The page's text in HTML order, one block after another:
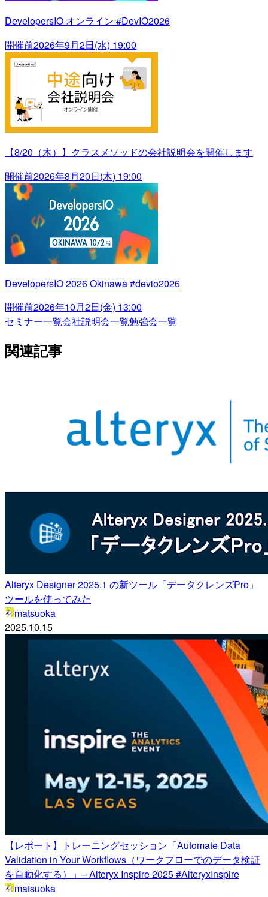
DevelopersIO オンライン #DevIO2026
開催前2026年9月2日(水) 19:00
【8/20（木）】クラスメソッドの会社説明会を開催します
開催前2026年8月20日(木) 19:00
DevelopersIO 2026 Okinawa #devio2026
開催前2026年10月2日(金) 13:00
セミナー一覧会社説明会一覧勉強会一覧
関連記事
Alteryx Designer 2025.1 の新ツール「データクレンズPro」
ツールを使ってみた
matsuoka
2025.10.15
【レポート】トレーニングセッション「Automate Data
Validation in Your Workflows（ワークフローでのデータ検証
を自動化する）」– Alteryx Inspire 2025 #AlteryxInspire
matsuoka